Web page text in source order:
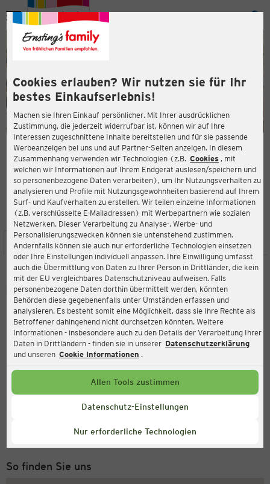
Cookies erlauben? Wir nutzen sie für Ihr
bestes Einkaufserlebnis!
Machen sie Ihren Einkauf persönlicher. Mit Ihrer ausdrücklichen
Zustimmung, die jederzeit widerrufbar ist, können wir auf Ihre
Interessen zugeschnittene Inhalte bereitstellen und für sie passende
Werbeanzeigen bei uns und auf Partner-Seiten anzeigen. In diesem
Zusammenhang verwenden wir Technologien (z.B. Cookies , mit
welchen wir Informationen auf Ihrem Endgerät auslesen/speichern und
so personenbezogene Daten verarbeiten), um Ihr Nutzungsverhalten zu
analysieren und Profile mit Nutzungsgewohnheiten basierend auf Ihrem
Surf- und Kaufverhalten zu erstellen. Wir teilen einzelne Informationen
(z.B. verschlüsselte E-Mailadressen) mit Werbepartnern wie sozialen
Netzwerken. Dieser Verarbeitung zu Analyse-, Werbe- und
Personalisierungszwecken können sie untenstehend zustimmen.
Andernfalls können sie auch nur erforderliche Technologien einsetzen
oder Ihre Einstellungen individuell anpassen. Ihre Einwilligung umfasst
auch die Übermittlung von Daten zu Ihrer Person in Drittländer, die kein
mit der EU vergleichbares Datenschutzniveau aufweisen. Falls
personenbezogene Daten dorthin übermittelt werden, könnten
Behörden diese gegebenenfalls unter Umständen erfassen und
analysieren. Es besteht somit eine Möglichkeit, dass sie Ihre Rechte als
Betroffener dahingehend nicht durchsetzen könnten. Weitere
Informationen - insbesondere auch zu den Details der Verarbeitung Ihrer
Daten in Drittländern - finden sie in unserer Datenschutzerklärung
und unseren Cookie Informationen .
Allen Tools zustimmen
Datenschutz-Einstellungen
Nur erforderliche Technologien
Menü
ERNSTING'S FAMILY FILIALE
Hülsstr. 10
45772 Marl
4,2
Bewertung:
STANDORT SERVICES SORTIMENT AKTIONEN
Ernsting's family
Hülsstr. 10, 45772 Marl
Service Hotline
Montag bis Freitag 8-18 Uhr
So finden Sie uns